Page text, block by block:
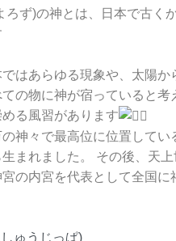
ろず)の神とは、日本で古く
はあらゆる現象や、太陽
の物に神が宿っていると
る風習があります
神々で最高位に位置して
まれました。 その後、天
の内宮を代表として全国に
ゅうじっぱ)